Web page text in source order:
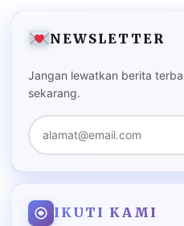
NEWSLETTER
Jangan lewatkan berita
sekarang.
IKUTI KAMI